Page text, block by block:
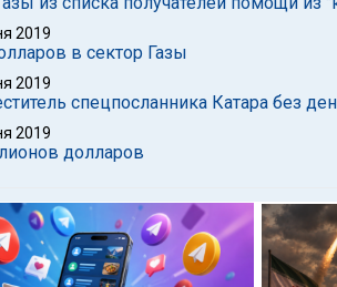
2019
в сектор Газы
2019
спецпосланника Катара без
2019
долларов